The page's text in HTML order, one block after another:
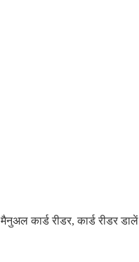
मैनुअल कार्ड रीडर, कार्ड रीडर डालें